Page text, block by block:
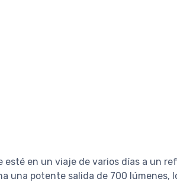
esté en un viaje de varios días a un
una potente salida de 700